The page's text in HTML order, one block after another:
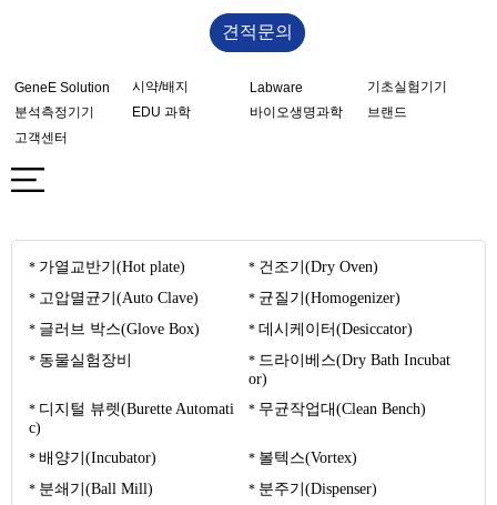
견적문의
GeneE Solution 시약/배지 Labware
기초실험기기
분석측정기기
EDU 과학 바이오생명과학
브랜드
고객센터
가열교반기(Hot plate)
건조기(Dry Oven)
고압멸균기(Auto Clave)
균질기(Homogenizer)
글러브 박스(Glove Box)
데시케이터(Desiccator)
동물실험장비
드라이베스(Dry Bath Incubat
or)
디지털 뷰렛(Burette Automati
c)
무균작업대(Clean Bench)
배양기(Incubator)
볼텍스(Vortex)
분쇄기(Ball Mill)
분주기(Dispenser)